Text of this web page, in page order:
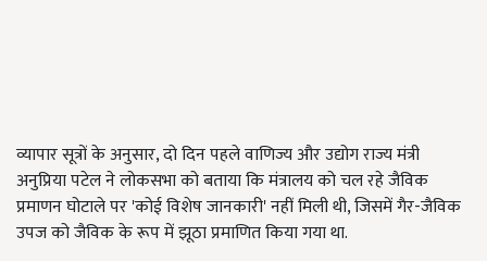
व्यापार सूत्रों के अनुसार, दो दिन पहले वाणिज्य और उद्योग राज्य मंत्री
अनुप्रिया पटेल ने लोकसभा को बताया कि मंत्रालय को चल रहे जैविक
प्रमाणन घोटाले पर 'कोई विशेष जानकारी' नहीं मिली थी, जिसमें गैर-जैविक
उपज को जैविक के रूप में झूठा प्रमाणित किया गया था.